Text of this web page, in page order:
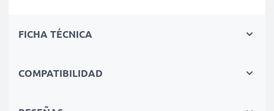
✔ Conectores de ajuste seguro
✔Construcción duradera
FICHA TÉCNICA
COMPATIBILIDAD